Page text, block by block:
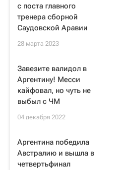
с поста главного
тренера сборной
Саудовской Аравии
28 марта 2023
Завезите валидол в
Аргентину! Месси
кайфовал, но чуть не
выбыл с ЧМ
04 декабря 2022
Аргентина победила
Австралию и вышла в
четвертьфинал